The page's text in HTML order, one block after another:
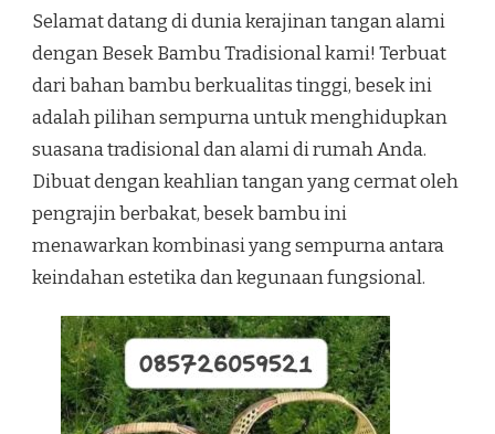
Selamat datang di dunia kerajinan tangan alami
dengan Besek Bambu Tradisional kami! Terbuat
dari bahan bambu berkualitas tinggi, besek ini
adalah pilihan sempurna untuk menghidupkan
suasana tradisional dan alami di rumah Anda.
Dibuat dengan keahlian tangan yang cermat oleh
pengrajin berbakat, besek bambu ini
menawarkan kombinasi yang sempurna antara
keindahan estetika dan kegunaan fungsional.